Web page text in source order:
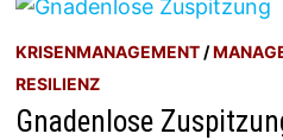
KRISENMANAGEMENT /
RESILIENZ
Gnadenlose